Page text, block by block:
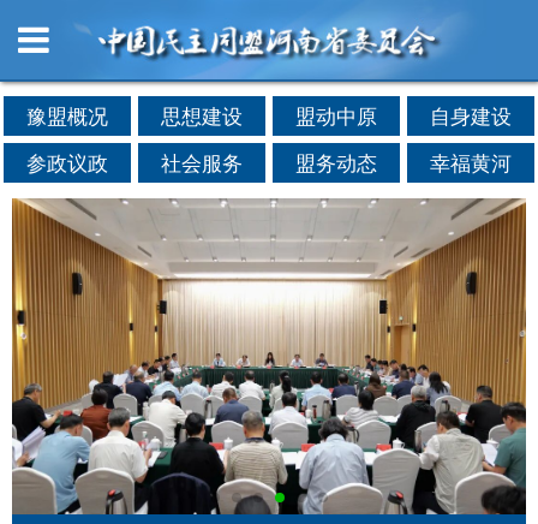
豫盟概况 思想建设 盟动中原
自身建设
参政议政
社会服务 盟务动态 幸福黄河